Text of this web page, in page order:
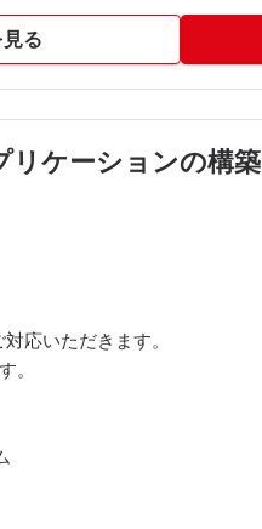
る
リケーションの構築
応いただきます。
。